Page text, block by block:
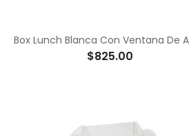
$825.00